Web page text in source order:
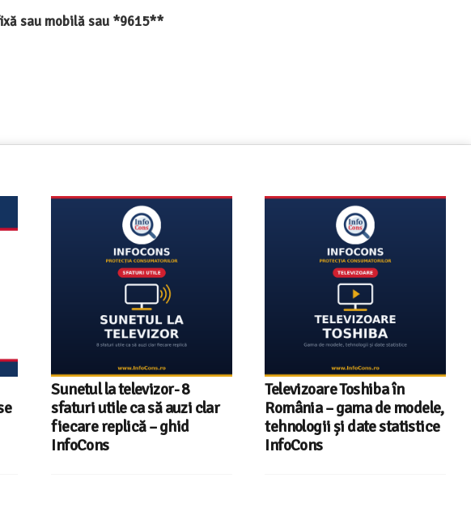
sau mobilă sau *9615**
Televizoare Toshiba în
România – gama de modele,
tehnologii și date statistice
InfoCons
InfoCons – 243 de
documente de acreditare
pentru certificatele verzi
din energia electrică